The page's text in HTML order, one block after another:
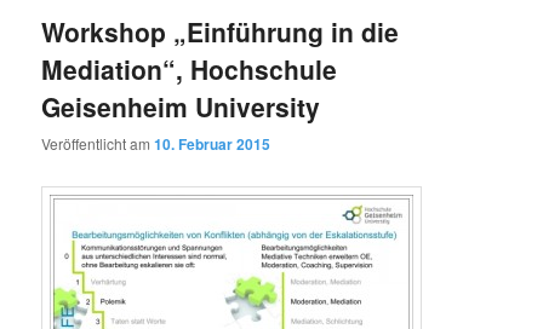
Workshop „Einführung in die
Mediation“, Hochschule
Geisenheim University
Veröffentlicht am10. Februar 2015